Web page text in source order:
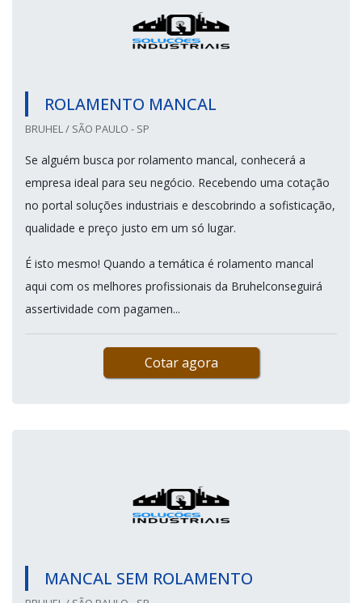
ROLAMENTO MANCAL
BRUHEL / SÃO PAULO - SP
Se alguém busca por rolamento mancal, conhecerá a
empresa ideal para seu negócio. Recebendo uma cotação
no portal soluções industriais e descobrindo a sofisticação,
qualidade e preço justo em um só lugar.
É isto mesmo! Quando a temática é rolamento mancal
aqui com os melhores profissionais da Bruhelconseguirá
assertividade com pagamen...
Cotar agora
MANCAL SEM ROLAMENTO